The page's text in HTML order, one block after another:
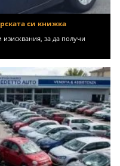
си книжка
за да получи